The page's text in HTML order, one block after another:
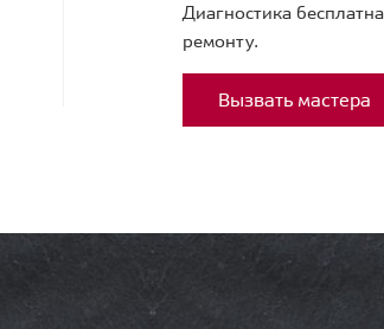
Диагностика
ремонту.
Вызвать мастера